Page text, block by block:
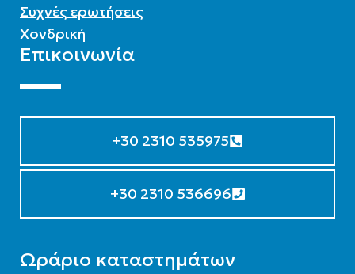
Συχνές ερωτήσεις
Χονδρική
Επικοινωνία
+30 2310 535975
+30 2310 536696
Ωράριο καταστημάτων